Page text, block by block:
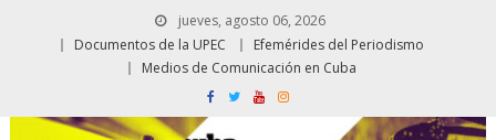
jueves, agosto 06, 2026
Documentos de la UPEC
Efemérides del Periodismo
Medios de Comunicación en Cuba